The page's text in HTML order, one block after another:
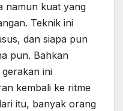
namun kuat yang
Teknik ini
dan siapa pun
pun. Bahkan
ini
kembali ke ritme
itu, banyak orang